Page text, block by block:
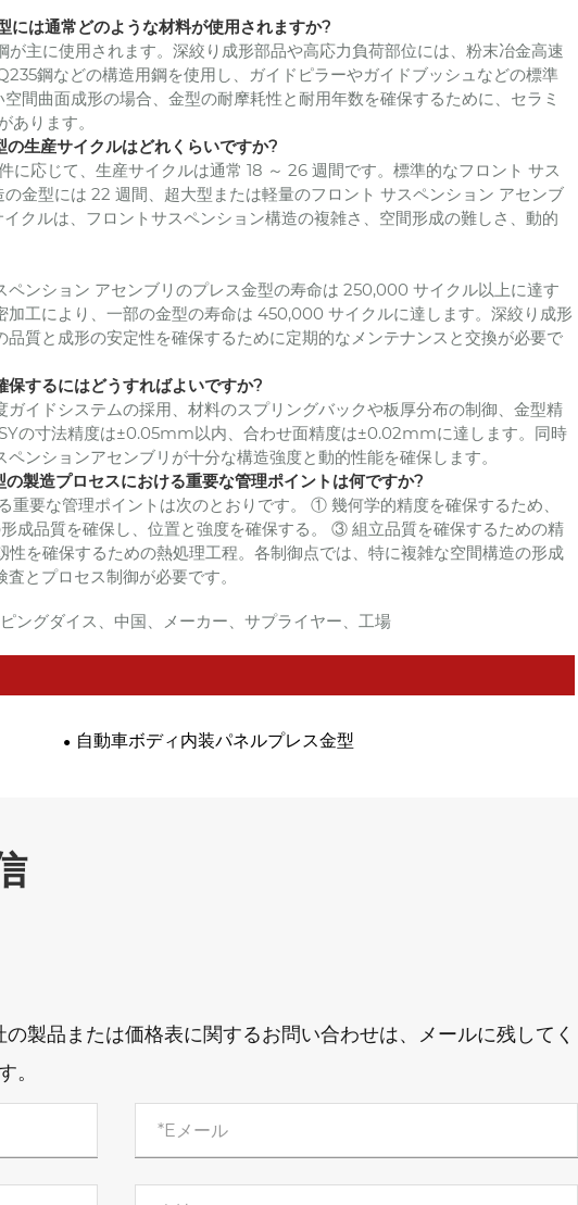
には通常どのような材料が使用されますか?
が主に使用されます。深絞り成形部品や高応力負荷部位には、粉末冶金高速
鋼などの構造用鋼を使用し、ガイドピラーやガイドブッシュなどの標準
間曲面成形の場合、金型の耐摩耗性と耐用年数を確保するために、セラミ
ります。
生産サイクルはどれくらいですか?
応じて、生産サイクルは通常 18 ～ 26 週間です。標準的なフロント サス
金型には 22 週間、超大型または軽量のフロント サスペンション アセンブ
クルは、フロントサスペンション構造の複雑さ、空間形成の難しさ、動的
ンション アセンブリのプレス金型の寿命は 250,000 サイクル以上に達す
工により、一部の金型の寿命は 450,000 サイクルに達します。深絞り成形
質と成形の安定性を確保するために定期的なメンテナンスと交換が必要で
するにはどうすればよいですか?
イドシステムの採用、材料のスプリングバックや板厚分布の制御、金型精
の寸法精度は±0.05mm以内、合わせ面精度は±0.02mmに達します。同時
ンションアセンブリが十分な構造強度と動的性能を確保します。
製造プロセスにおける重要な管理ポイントは何ですか?
要な管理ポイントは次のとおりです。 ① 幾何学的精度を確保するため、
成品質を確保し、位置と強度を確保する。 ③ 組立品質を確保するための精
を確保するための熱処理工程。各制御点では、特に複雑な空間構造の形成
とプロセス制御が必要です。
ングダイス、中国、メーカー、サプライヤー、工場
自動車ボディ内装パネルプレス金型
製品または価格表に関するお問い合わせは、メールに残してく
。